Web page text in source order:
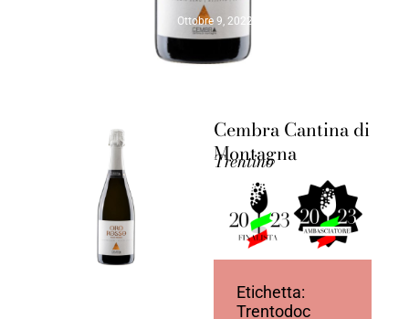
Ottobre 9, 2022
Cembra Cantina di
Montagna
Trentino
Etichetta:
Trentodoc